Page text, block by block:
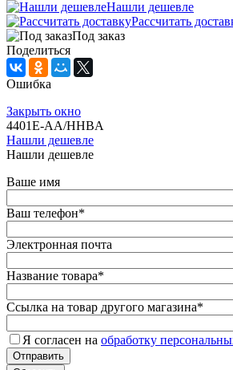
Нашли дешевле
Рассчитать
Под заказ
Поделиться
Ошибка
Закрыть окно
4401E-AA/HHBA
Нашли дешевле
Нашли дешевле
Ваше имя
Ваш телефон*
Электронная почта
Название товара*
Ссылка на товар другого магазина*
Я согласен на обработку